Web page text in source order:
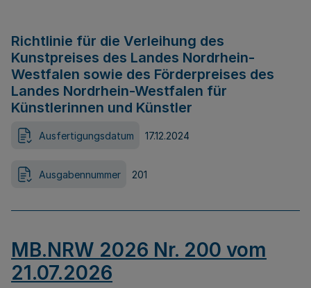
Richtlinie für die Verleihung des
Kunstpreises des Landes Nordrhein-
Westfalen sowie des Förderpreises des
Landes Nordrhein-Westfalen für
Künstlerinnen und Künstler
Ausfertigungsdatum 17.12.2024
Ausgabennummer 201
MB.NRW 2026 Nr. 200 vom
21.07.2026